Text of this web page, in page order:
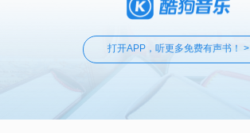
打开APP，听更多免费有声书！ >